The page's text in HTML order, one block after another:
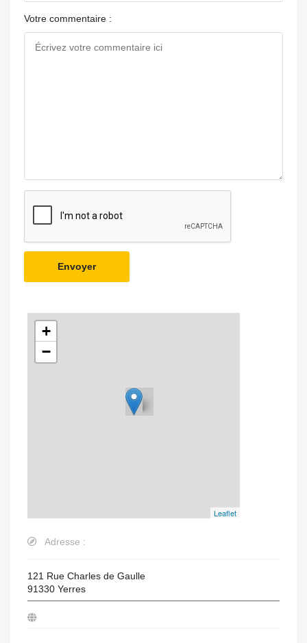
Votre commentaire :
Envoyer
+
−
Leaflet
Adresse :
121 Rue Charles de Gaulle
91330 Yerres